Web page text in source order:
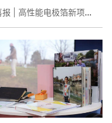
喜报 | 高性能电极箔新项目顺利开工